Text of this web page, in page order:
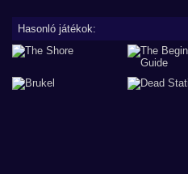
Hasonló játékok: